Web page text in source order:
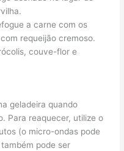
a carne com os
requeijão cremoso.
couve-flor e
geladeira quando
Para reaquecer, utilize o
(o micro-ondas pode
pode ser